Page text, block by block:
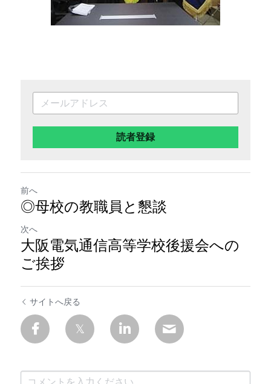
読者登録
前へ
◎母校の教職員と懇談
次へ
大阪電気通信高等学校後援会への
ご挨拶
サイトへ戻る